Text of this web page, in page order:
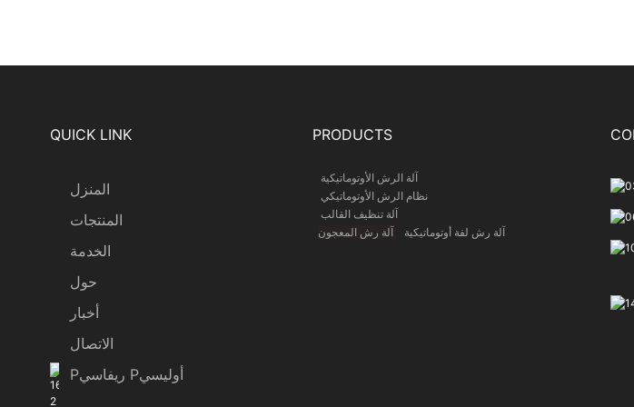
QUICK LINK
المنزل
المنتجات
الخدمة
حول
أخبار
الاتصال
Pريفاسي Pأوليسي
PRODUCTS
آلة الرش الأوتوماتيكية
نظام الرش الأوتوماتيكي
آلة تنظيف القالب
آلة رش لفة أوتوماتيكية
آلة رش المعجون